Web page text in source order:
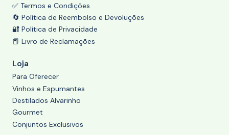
✅ Termos e Condições
🔄 Política de Reembolso e Devoluções
🔐 Política de Privacidade
📕 Livro de Reclamações
Loja
Para Oferecer
Vinhos e Espumantes
Destilados Alvarinho
Gourmet
Conjuntos Exclusivos